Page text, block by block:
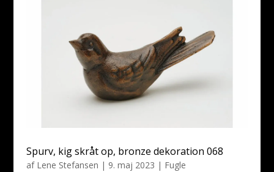
Spurv, kig skråt op, bronze dekoration 068
af Lene Stefansen | 9. maj 2023 | Fugle